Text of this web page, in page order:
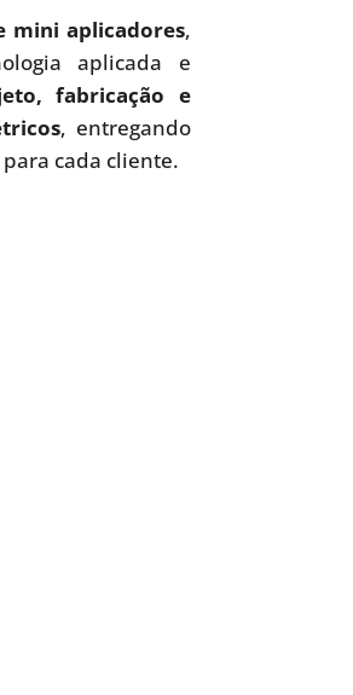
mini aplicadores,
aplicada e
fabricação e
, entregando
cada cliente.